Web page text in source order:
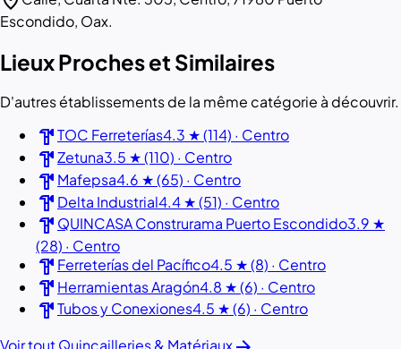
Escondido, Oax.
Lieux Proches et Similaires
D'autres établissements de la même catégorie à découvrir.
hardwareTOC Ferreterías4.3 ★ (114) · Centro
hardwareZetuna3.5 ★ (110) · Centro
hardware Mafepsa4.6 ★ (65) · Centro
hardware Delta Industrial4.4 ★ (51) · Centro
hardware QUINCASA Construrama Puerto Escondido3.9 ★
(28) · Centro
hardware Ferreterías del Pacífico4.5 ★ (8) · Centro
hardware Herramientas Aragón4.8 ★ (6) · Centro
hardwareTubos y Conexiones4.5 ★ (6) · Centro
Voir tout Quincailleries & Matériaux